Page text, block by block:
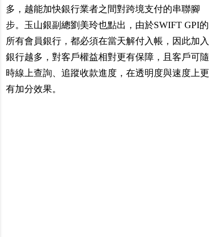
多，越能加快銀行業者之間對跨境支付的串聯腳
步。玉山銀副總劉美玲也點出，由於SWIFT GPI的
所有會員銀行，都必須在當天解付入帳，因此加入
銀行越多，對客戶權益相對更有保障，且客戶可隨
時線上查詢、追蹤收款進度，在透明度與速度上更
有加分效果。